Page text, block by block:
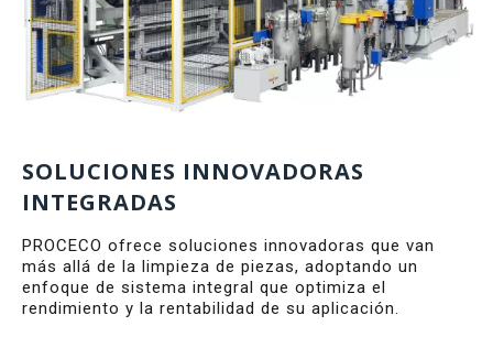
SOLUCIONES INNOVADORAS
INTEGRADAS
PROCECO ofrece soluciones innovadoras que van
más allá de la limpieza de piezas, adoptando un
enfoque de sistema integral que optimiza el
rendimiento y la rentabilidad de su aplicación.